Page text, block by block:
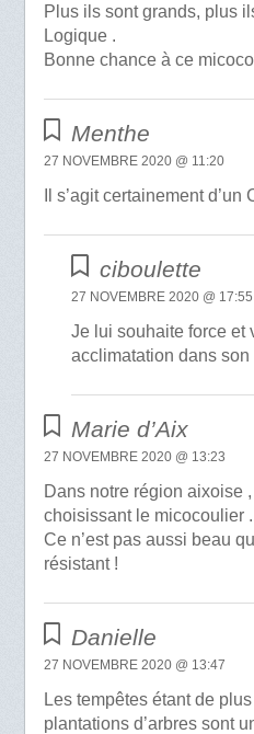
Plus ils sont grands, plus
Logique .
Bonne chance à ce
Menthe
27 NOVEMBRE 2020 @ 11:20
Il s’agit certainement
ciboulette
27 NOVEMBRE 2020 @ 17:55
Je lui souhaite force et
acclimatation dans
Marie d’Aix
27 NOVEMBRE 2020 @ 13:23
Dans notre région aixoise
choisissant le micocoulier
Ce n’est pas aussi beau
résistant !
Danielle
27 NOVEMBRE 2020 @ 13:47
Les tempêtes étant de
plantations d’arbres sont